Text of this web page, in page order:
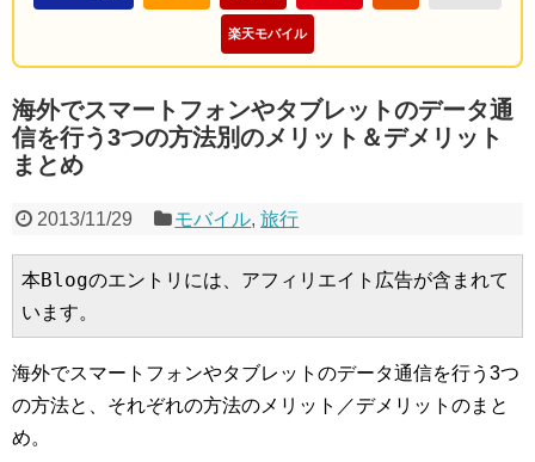
楽天モバイル
海外でスマートフォンやタブレットのデータ通
信を行う3つの方法別のメリット＆デメリット
まとめ
2013/11/29 モバイル,旅行
本Blogのエントリには、アフィリエイト広告が含まれて
います。
海外でスマートフォンやタブレットのデータ通信を行う3つ
の方法と、それぞれの方法のメリット／デメリットのまと
め。